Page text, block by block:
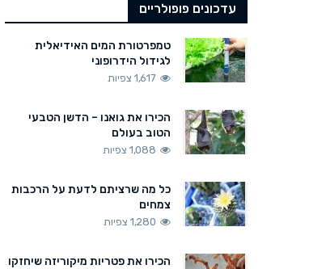
עדכונים פופולריים
טמפרטורת המים האידיאלית
לגידול הידרופוני
1,617 צפיות
הכירו את גואנו – הדשן הטבעי
הטוב בעולם
1,088 צפיות
כל מה שרציתם לדעת על הרכבות
צמחים
1,280 צפיות
הכירו את פטריות מיקוריזה שיחזקו